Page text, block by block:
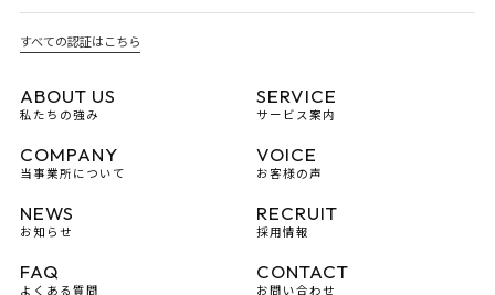
すべての認証はこちら
ABOUT US
私たちの強み
SERVICE
サービス案内
COMPANY
当事業所について
VOICE
お客様の声
NEWS
お知らせ
RECRUIT
採用情報
FAQ
よくある質問
CONTACT
お問い合わせ